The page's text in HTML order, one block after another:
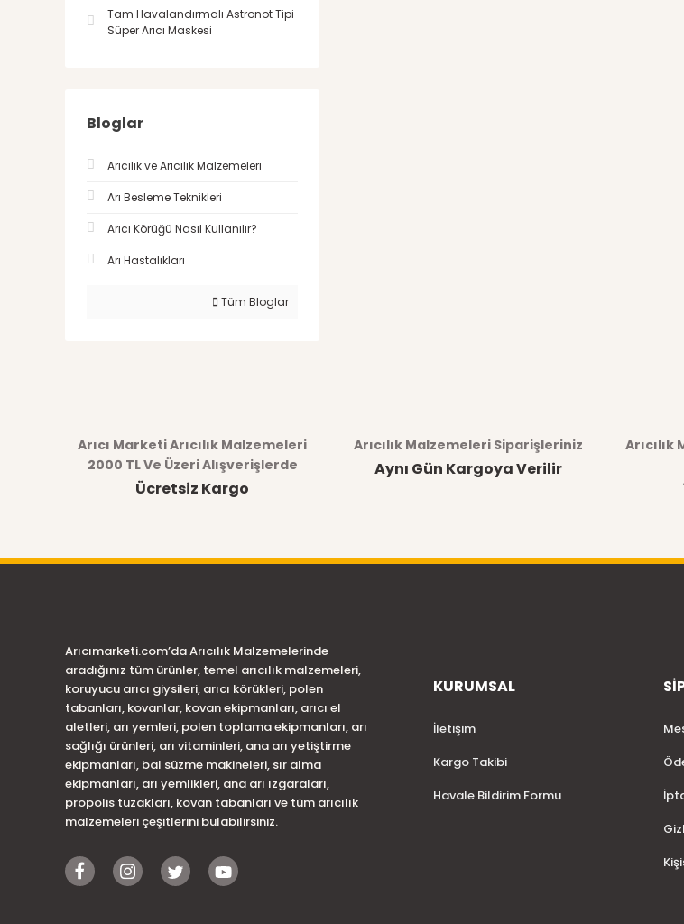
Tam Havalandırmalı Astronot Tipi
Süper Arıcı Maskesi
Bloglar
Arıcılık ve Arıcılık Malzemeleri
Arı Besleme Teknikleri
Arıcı Körüğü Nasıl Kullanılır?
Arı Hastalıkları
Tüm Bloglar
Arıcı Marketi Arıcılık Malzemeleri
2000 TL Ve Üzeri Alışverişlerde
Ücretsiz Kargo
Arıcılık Malzemeleri Siparişleriniz
Aynı Gün Kargoya Verilir
Arıcımarketi.com’da Arıcılık Malzemelerinde
aradığınız tüm ürünler, temel arıcılık malzemeleri,
koruyucu arıcı giysileri, arıcı körükleri, polen
tabanları, kovanlar, kovan ekipmanları, arıcı el
aletleri, arı yemleri, polen toplama ekipmanları, arı
sağlığı ürünleri, arı vitaminleri, ana arı yetiştirme
ekipmanları, bal süzme makineleri, sır alma
ekipmanları, arı yemlikleri, ana arı ızgaraları,
propolis tuzakları, kovan tabanları ve tüm arıcılık
malzemeleri çeşitlerini bulabilirsiniz.
KURUMSAL
İletişim
Kargo Takibi
Havale Bildirim Formu